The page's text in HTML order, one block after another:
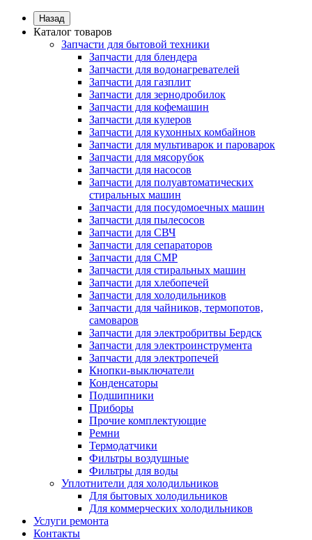
Назад
Каталог товаров
Запчасти для бытовой техники
Запчасти для блендера
Запчасти для водонагревателей
Запчасти для газплит
Запчасти для зернодробилок
Запчасти для кофемашин
Запчасти для кулеров
Запчасти для кухонных комбайнов
Запчасти для мультиварок и пароварок
Запчасти для мясорубок
Запчасти для насосов
Запчасти для полуавтоматических
стиральных машин
Запчасти для посудомоечных машин
Запчасти для пылесосов
Запчасти для СВЧ
Запчасти для сепараторов
Запчасти для СМР
Запчасти для стиральных машин
Запчасти для хлебопечей
Запчасти для холодильников
Запчасти для чайников, термопотов,
самоваров
Запчасти для электробритвы Бердск
Запчасти для электроинструмента
Запчасти для электропечей
Кнопки-выключатели
Конденсаторы
Подшипники
Приборы
Прочие комплектующие
Ремни
Термодатчики
Фильтры воздушные
Фильтры для воды
Уплотнители для холодильников
Для бытовых холодильников
Для коммерческих холодильников
Услуги ремонта
Контакты